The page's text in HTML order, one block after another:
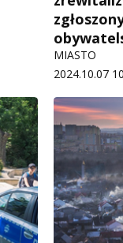
MIASTO
2024.10.07